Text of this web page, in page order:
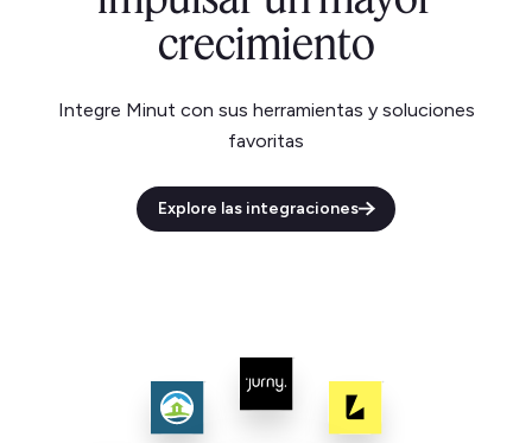
crecimiento
Integre Minut con sus herramientas y soluciones
favoritas
Explore las integraciones